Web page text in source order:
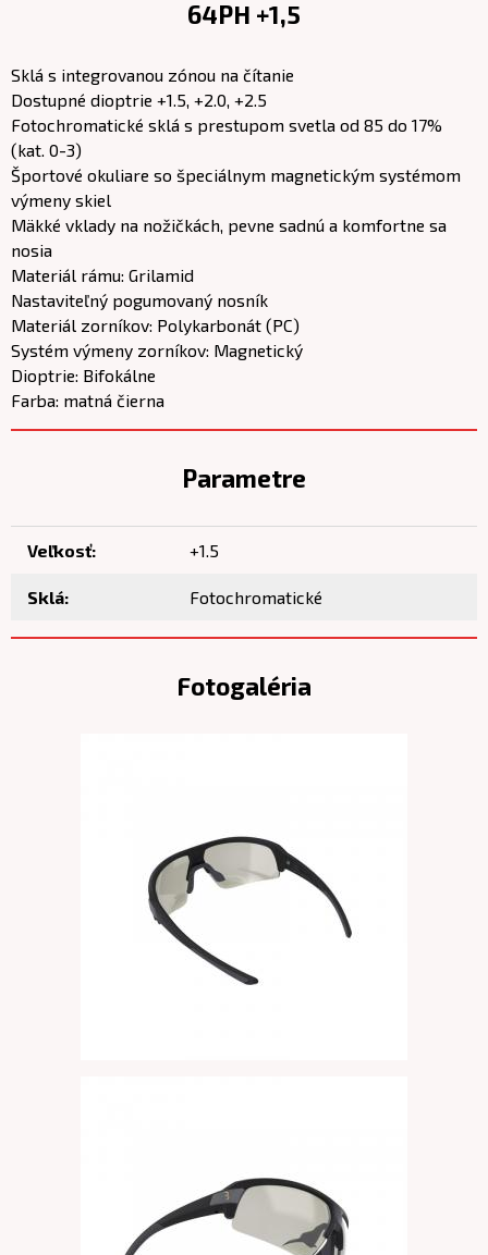
64PH +1,5
Sklá s integrovanou zónou na čítanie
Dostupné dioptrie +1.5, +2.0, +2.5
Fotochromatické sklá s prestupom svetla od 85 do 17%
(kat. 0-3)
Športové okuliare so špeciálnym magnetickým systémom
výmeny skiel
Mäkké vklady na nožičkách, pevne sadnú a komfortne sa
nosia
Materiál rámu: Grilamid
Nastaviteľný pogumovaný nosník
Materiál zorníkov: Polykarbonát (PC)
Systém výmeny zorníkov: Magnetický
Dioptrie: Bifokálne
Farba: matná čierna
Parametre
Veľkosť: +1.5
Sklá: Fotochromatické
Fotogaléria